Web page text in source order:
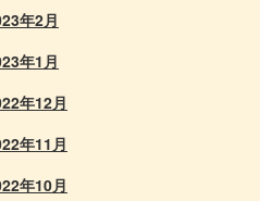
年2月
年1月
年12月
年11月
年10月